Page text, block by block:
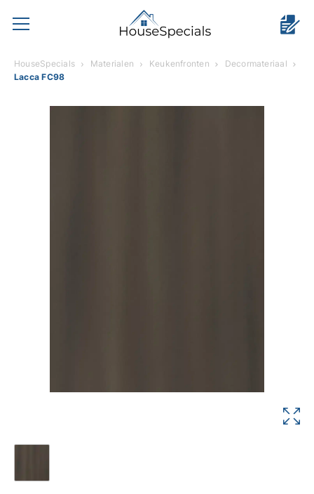
HouseSpecials Materialen Keukenfronten
Decormateriaal
Lacca FC98